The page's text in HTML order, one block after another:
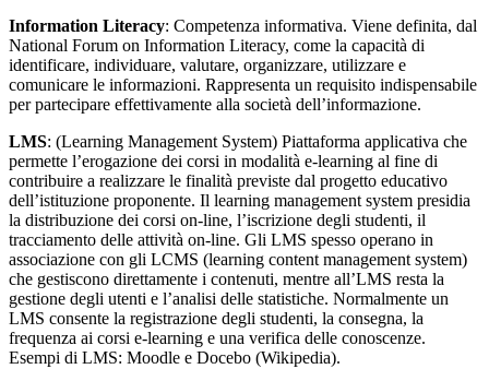
Information Literacy: Competenza informativa. Viene definita, dal
National Forum on Information Literacy, come la capacità di
identificare, individuare, valutare, organizzare, utilizzare e
comunicare le informazioni. Rappresenta un requisito indispensabile
per partecipare effettivamente alla società dell’informazione.
LMS: (Learning Management System) Piattaforma applicativa che
permette l’erogazione dei corsi in modalità e-learning al fine di
contribuire a realizzare le finalità previste dal progetto educativo
dell’istituzione proponente. Il learning management system presidia
la distribuzione dei corsi on-line, l’iscrizione degli studenti, il
tracciamento delle attività on-line. Gli LMS spesso operano in
associazione con gli LCMS (learning content management system)
che gestiscono direttamente i contenuti, mentre all’LMS resta la
gestione degli utenti e l’analisi delle statistiche. Normalmente un
LMS consente la registrazione degli studenti, la consegna, la
frequenza ai corsi e-learning e una verifica delle conoscenze.
Esempi di LMS: Moodle e Docebo (Wikipedia).